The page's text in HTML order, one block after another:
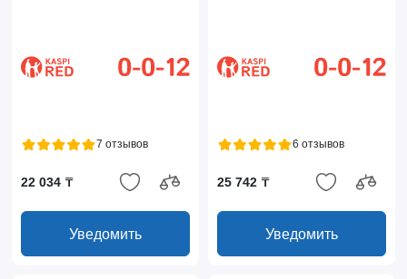
7 отзывов
22 034 ₸
Уведомить
6 отзывов
25 742 ₸
Уведомить